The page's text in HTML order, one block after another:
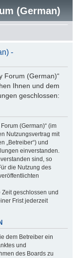
(German)
-
Forum (German)“
Ihnen und dem
geschlossen:
(German)“ (im
Nutzungsvertrag mit
„Betreiber“) und
einverstanden.
sind, so
die Nutzung des
geschlossen und
Frist jederzeit
dem Betreiber ein
und
des Boards zu